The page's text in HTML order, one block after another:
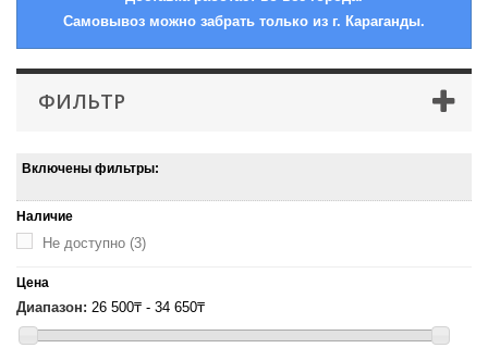
Самовывоз можно забрать только из г. Караганды.
ФИЛЬТР
Включены фильтры:
Наличие
Не доступно (3)
Цена
Диапазон: 26 500₸ - 34 650₸